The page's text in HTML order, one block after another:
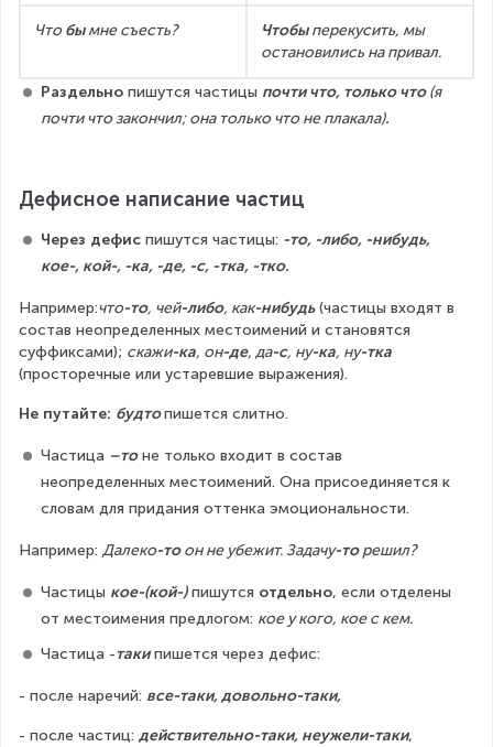
Что бы мне съесть? Чтобы перекусить, мы
остановились на привал.
Раздельно пишутся частицы почти что, только что (я
почти что закончил; она только что не плакала).
Дефисное написание частиц
Через дефис пишутся частицы: -то, -либо, -нибудь,
кое-, кой-, -ка, -де, -с, -тка, -тко.
Например:что-то, чей-либо, как-нибудь (частицы входят в
состав неопределенных местоимений и становятся
суффиксами); скажи-ка, он-де, да-с, ну-ка, ну-тка
(просторечные или устаревшие выражения).
Не путайте: будто пишется слитно.
Частица –то не только входит в состав
неопределенных местоимений. Она присоединяется к
словам для придания оттенка эмоциональности.
Например: Далеко-то он не убежит. Задачу-то решил?
Частицы кое-(кой-) пишутся отдельно, если отделены
от местоимения предлогом: кое у кого, кое с кем.
Частица -таки пишется через дефис:
- после наречий: все-таки, довольно-таки,
- после частиц: действительно-таки, неужели-таки,